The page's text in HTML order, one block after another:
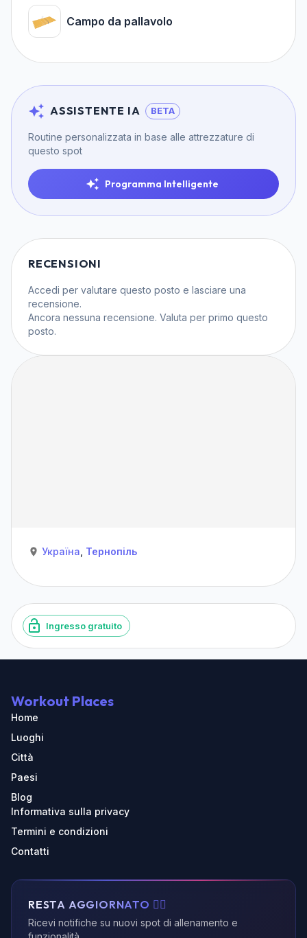
Campo da pallavolo
ASSISTENTE IA BETA
Routine personalizzata in base alle attrezzature di
questo spot
Programma Intelligente
RECENSIONI
Accedi per valutare questo posto e lasciare una
recensione.
Ancora nessuna recensione. Valuta per primo questo
posto.
Україна Тернопіль
Ingresso gratuito
Workout Places
Home
Luoghi
Città
Paesi
Blog
Informativa sulla privacy
Termini e condizioni
Contatti
RESTA AGGIORNATO 🏃‍♂️
Ricevi notifiche su nuovi spot di allenamento e